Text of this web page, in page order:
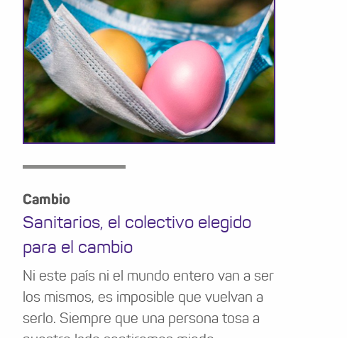
Cambio
Sanitarios, el colectivo elegido
para el cambio
Ni este país ni el mundo entero van a ser
los mismos, es imposible que vuelvan a
serlo. Siempre que una persona tosa a